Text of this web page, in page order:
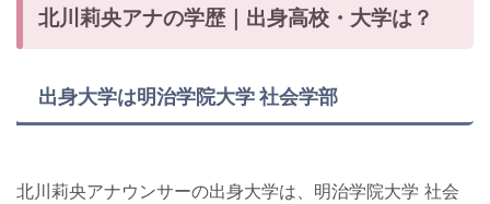
北川莉央アナの学歴｜出身高校・大学は？
出身大学は明治学院大学 社会学部
北川莉央アナウンサーの出身大学は、明治学院大学 社会